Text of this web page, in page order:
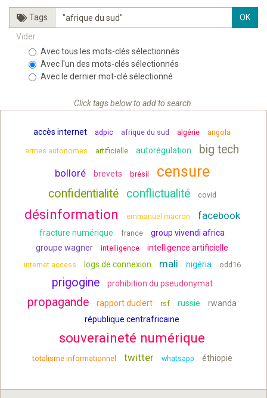
Tags
Vider
Avec tous les mots-clés sélectionnés
Avec l'un des mots-clés sélectionnés
Avec le dernier mot-clé sélectionné
Click tags below to add to search.
accès internet adpic afrique du sud algérie angola
armes autonomes artificielle autorégulation big tech
bolloré brevets brésil censure
confidentialité conflictualité covid
désinformation emmanuel macron facebook
fracture numérique france
group vivendi africa
groupe wagner
intelligence intelligence artificielle
internet access logs de connexion mali nigéria odd16
prigogine prohibition du pseudonymat
propagande rapport duclert rsf russie
rwanda
république centrafricaine
souveraineté numérique
totalisme informationnel twitter whatsapp éthiopie